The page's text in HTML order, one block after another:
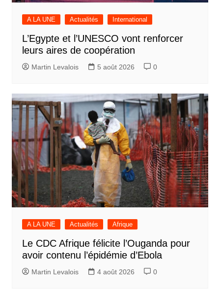
A LA UNE Actualités International
L’Egypte et l’UNESCO vont renforcer
leurs aires de coopération
Martin Levalois 5 août 2026 0
A LA UNE Actualités Afrique
Le CDC Afrique félicite l’Ouganda pour
avoir contenu l’épidémie d’Ebola
Martin Levalois 4 août 2026 0